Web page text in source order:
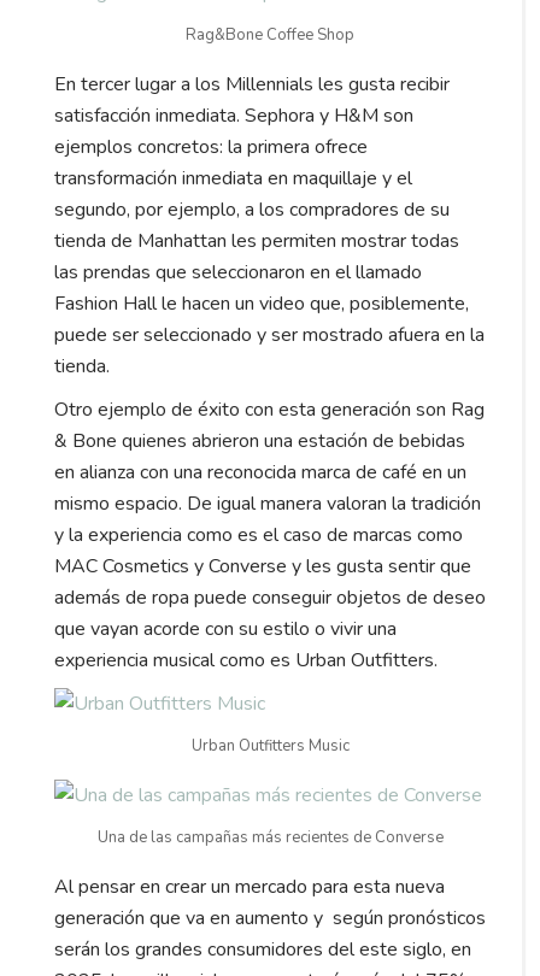
Rag&Bone Coffee Shop
En tercer lugar a los Millennials les gusta recibir
satisfacción inmediata. Sephora y H&M son
ejemplos concretos: la primera ofrece
transformación inmediata en maquillaje y el
segundo, por ejemplo, a los compradores de su
tienda de Manhattan les permiten mostrar todas
las prendas que seleccionaron en el llamado
Fashion Hall le hacen un video que, posiblemente,
puede ser seleccionado y ser mostrado afuera en la
tienda.
Otro ejemplo de éxito con esta generación son Rag
& Bone quienes abrieron una estación de bebidas
en alianza con una reconocida marca de café en un
mismo espacio. De igual manera valoran la tradición
y la experiencia como es el caso de marcas como
MAC Cosmetics y Converse y les gusta sentir que
además de ropa puede conseguir objetos de deseo
que vayan acorde con su estilo o vivir una
experiencia musical como es Urban Outfitters.
Urban Outfitters Music
Una de las campañas más recientes de Converse
Al pensar en crear un mercado para esta nueva
generación que va en aumento y según pronósticos
serán los grandes consumidores del este siglo, en